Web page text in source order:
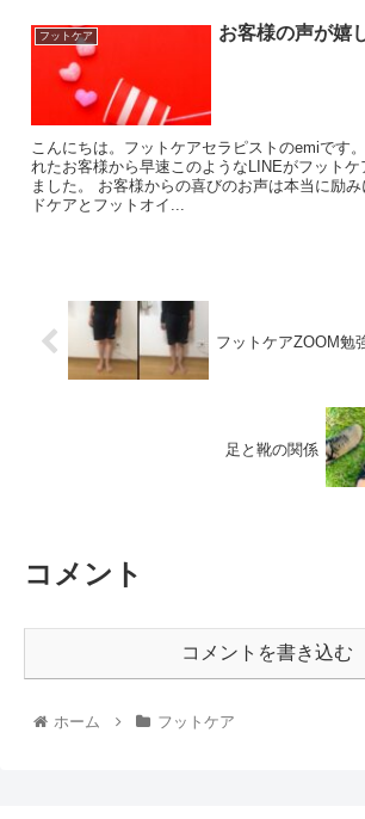
フットケア お客様の声が嬉
こんにちは。フットケアセラピストのemiです
れたお客様から早速このようなLINEがフットケ
ました。 お客様からの喜びのお声は本当に励
ドケアとフットオイ...
フットケアZOOM勉
足と靴の関係
コメント
コメントを書き込む
ホーム フットケア